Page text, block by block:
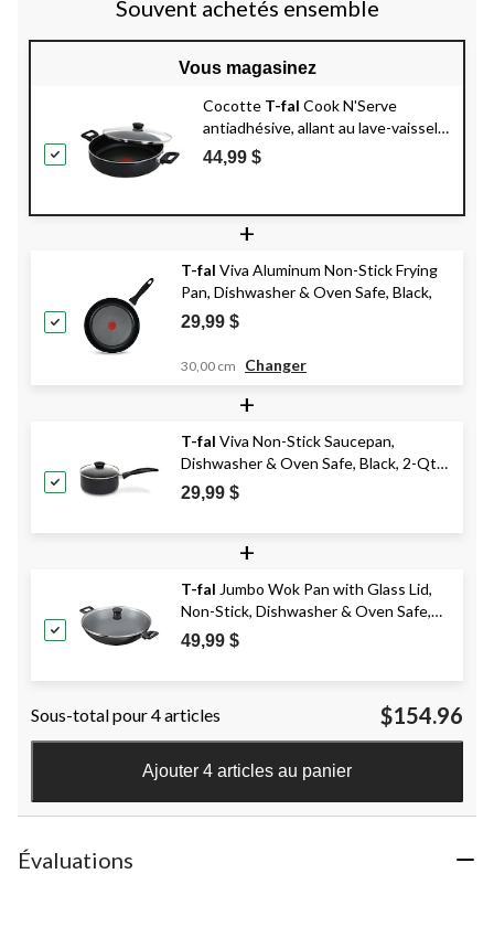
Souvent achetés ensemble
Vous magasinez
Cocotte T-fal Cook N'Serve
antiadhésive, allant au lave-vaisselle
et au four, 5 pintes
44,99 $
+
T-fal Viva Aluminum Non-Stick Frying
Pan, Dishwasher & Oven Safe, Black,
29,99 $
30,00 cm Changer
+
T-fal Viva Non-Stick Saucepan,
Dishwasher & Oven Safe, Black, 2-Qt
(1.9 L)
29,99 $
+
T-fal Jumbo Wok Pan with Glass Lid,
Non-Stick, Dishwasher & Oven Safe,
36cm
49,99 $
Sous-total pour 4 articles $154.96
Ajouter 4 articles au panier
Évaluations